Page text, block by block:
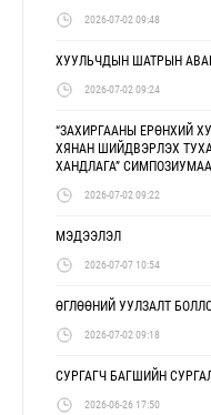
2026-07-02 09:48
ХУУЛЬЧДЫН ШАТРЫН
2026-07-02 09:24
“ЗАХИРГААНЫ ЕРӨНХИЙ
ХЯНАН ШИЙДВЭРЛЭХ
ХАНДЛАГА”
2026-07-02 09:22
МЭДЭЭЛЭЛ
2026-07-07 10:54
ӨГЛӨӨНИЙ УУЛЗАЛТ
2026-07-02 09:18
СУРГАГЧ БАГШИЙН
2026-06-26 17:50